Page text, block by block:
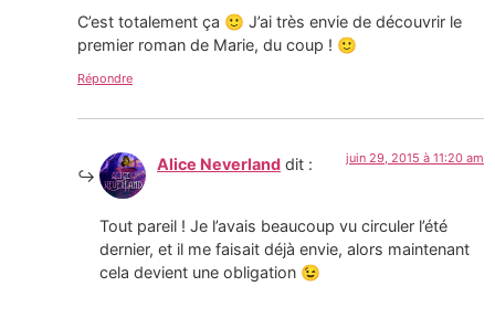
C’est totalement ça 🙂 J’ai très envie de découvrir le
premier roman de Marie, du coup ! 🙂
Répondre
Alice Neverland dit : juin 29, 2015 à 11:20 am
Tout pareil ! Je l’avais beaucoup vu circuler l’été
dernier, et il me faisait déjà envie, alors maintenant
cela devient une obligation 😉